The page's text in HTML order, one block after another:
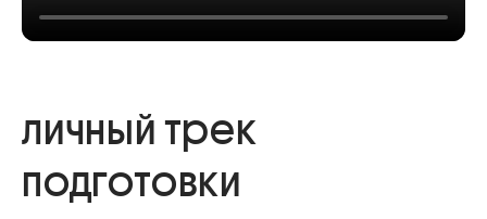
личный трек
подготовки